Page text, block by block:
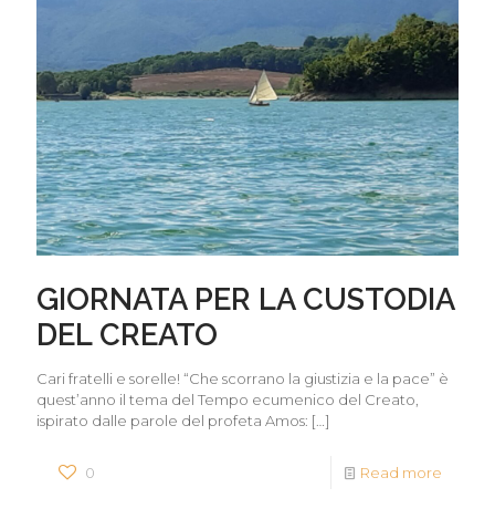
GIORNATA PER LA CUSTODIA
DEL CREATO
Cari fratelli e sorelle! “Che scorrano la giustizia e la pace” è
quest’anno il tema del Tempo ecumenico del Creato,
ispirato dalle parole del profeta Amos: […]
0 Read more